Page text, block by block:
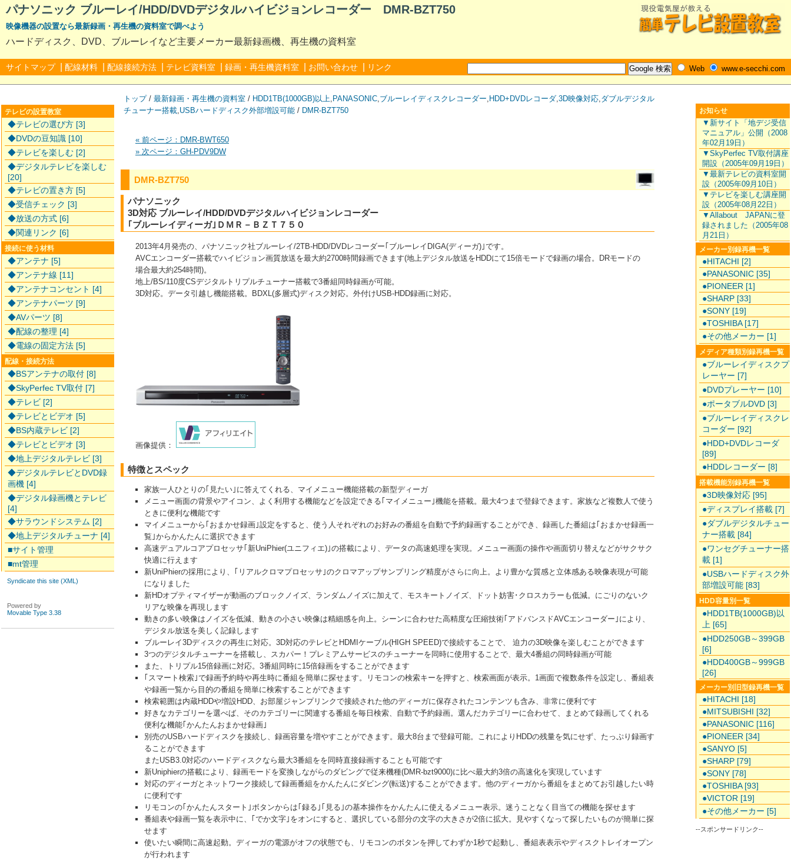
パナソニック ブルーレイ/HDD/DVDデジタルハイビジョンレコーダー DMR-BZT750
映像機器の設置なら最新録画・再生機の資料室で調べよう
ハードディスク、DVD、ブルーレイなど主要メーカー最新録画機、再生機の資料室
Web www.e-secchi.com
サイトマップ 配線材料 配線接続方法 テレビ資料室 録画・再生機資料室 お問い合わせ リンク
トップ/ 最新録画・再生機の資料室 / HDD1TB(1000GB)以上, PANASONIC,ブルーレイディスクレコーダー, HDD+DVDレコーダ,3D映像対応,ダブルデジタル
チューナー搭載,USBハードディスク外部増設可能 / DMR-BZT750
« 前ページ：DMR-BWT650
» 次ページ：GH-PDV9DW
DMR-BZT750
パナソニック
3D対応 ブルーレイ/HDD/DVDデジタルハイビジョンレコーダー
｢ブルーレイディーガ｣ＤＭＲ－ＢＺＴ７５０
2013年4月発売の、パナソニック社ブルーレイ/2TB-HDD/DVDレコーダー｢ブルーレイDIGA(ディーガ)｣です。
AVCエンコーダー搭載でハイビジョン画質放送を最大約2700時間録画できます(地上デジタル放送をHDDにて15倍モードで録画の場合。DRモードの
場合最大約254時間)。
地上/BS/110度CSデジタルトリプルチューナー搭載で3番組同時録画が可能。
3D対応。データ引越し機能搭載。BDXL(多層式)ディスク対応。外付けUSB-HDD録画に対応。
画像提供：
特徴とスペック
家族一人ひとりの｢見たい｣に答えてくれる、マイメニュー機能搭載の新型ディーガ
メニュー画面の背景やアイコン、よく利用する機能などを設定できる｢マイメニュー｣機能を搭載。最大4つまで登録できます。家族など複数人で使う
ときに便利な機能です
マイメニューから｢おまかせ録画｣設定をすると、使う人それぞれのお好みの番組を自動で予約録画することができ、録画した番組は｢おまかせ録画一
覧｣からかんたんに選択できます
高速デュアルコアプロセッサ｢新UniPhier(ユニフィエ)｣の搭載により、データの高速処理を実現。メニュー画面の操作や画面切り替えなどがサクサク
快適に行えます
新UniPhierの採用により、｢リアルクロマプロセッサ｣のクロマアップサンプリング精度がさらに向上。より豊かな質感と立体感ある映像表現が可能
になりました
新HDオプティマイザーが動画のブロックノイズ、ランダムノイズに加えて、モスキートノイズ、ドット妨害･クロスカラーも低減。にごりのないク
リアな映像を再現します
動きの多い映像はノイズを低減、動きの小さい映像は精細感を向上。シーンに合わせた高精度な圧縮技術｢アドバンスドAVCエンコーダー｣により、
デジタル放送を美しく記録します
ブルーレイ3Dディスクの再生に対応。3D対応のテレビとHDMIケーブル(HIGH SPEED)で接続することで、 迫力の3D映像を楽しむことができます
3つのデジタルチューナーを搭載し、スカパー！プレミアムサービスのチューナーを同時に使用することで、最大4番組の同時録画が可能
また、トリプル15倍録画に対応。3番組同時に15倍録画をすることができます
｢スマート検索｣で録画予約時や再生時に番組を簡単に探せます。リモコンの検索キーを押すと、検索画面が表示。1画面で複数条件を設定し、番組表
や録画一覧から目的の番組を簡単に検索することができます
検索範囲は内蔵HDDや増設HDD、お部屋ジャンプリンクで接続された他のディーガに保存されたコンテンツも含み、非常に便利です
好きなカテゴリーを選べば、そのカテゴリーに関連する番組を毎日検索、自動で予約録画。選んだカテゴリーに合わせて、まとめて録画してくれる
便利な機能｢かんたんおまかせ録画｣
別売のUSBハードディスクを接続し、録画容量を増やすことができます。最大8台まで登録可能。これによりHDDの残量を気にせず、たっぷり録画す
ることができます
またUSB3.0対応のハードディスクなら最大3番組をを同時直接録画することも可能です
新Uniphierの搭載により、録画モードを変換しながらのダビングで従来機種(DMR-bzt9000)に比べ最大約3倍の高速化を実現しています
対応のディーガとネットワーク接続して録画番組をかんたんにダビング(転送)することができます。他のディーガから番組をまとめてお引越したい時
に便利です
リモコンの｢かんたんスタート｣ボタンからは｢録る｣｢見る｣の基本操作をかんたんに使えるメニュー表示。迷うことなく目当ての機能を探せます
番組表や録画一覧を表示中に、｢でか文字｣をオンにすると、選択している部分の文字の大きさが2倍に拡大。見やすくなって探したいものが簡単に探
せます
使いたい瞬間に高速起動。ディーガの電源がオフの状態でも、リモコンのボタンを押してわずか1秒で起動し、番組表表示やディスクトレイオープン
が行われます
テレビの設置教室
◆テレビの選び方 [3]
◆DVDの豆知識 [10]
◆テレビを楽しむ [2]
◆デジタルテレビを楽しむ
[20]
◆テレビの置き方 [5]
◆受信チェック [3]
◆放送の方式 [6]
◆関連リンク [6]
接続に使う材料
◆アンテナ [5]
◆アンテナ線 [11]
◆アンテナコンセント [4]
◆アンテナパーツ [9]
◆AVパーツ [8]
◆配線の整理 [4]
◆電線の固定方法 [5]
配線・接続方法
◆BSアンテナの取付 [8]
◆SkyPerfec TV取付 [7]
◆テレビ [2]
◆テレビとビデオ [5]
◆BS内蔵テレビ [2]
◆テレビとビデオ [3]
◆地上デジタルテレビ [3]
◆デジタルテレビとDVD録
画機 [4]
◆デジタル録画機とテレビ
[4]
◆サラウンドシステム [2]
◆地上デジタルチューナ [4]
■サイト管理
■mt管理
Syndicate this site (XML)
Powered by
Movable Type 3.38
お知らせ
▼新サイト「地デジ受信
マニュアル」公開（2008
年02月19日）
▼SkyPerfec TV取付講座
開設（2005年09月19日）
▼最新テレビの資料室開
設（2005年09月10日）
▼テレビを楽しむ講座開
設（2005年08月22日）
▼Allabout JAPANに登
録されました（2005年08
月21日）
メーカー別録再機一覧
●HITACHI [2]
●PANASONIC [35]
●PIONEER [1]
●SHARP [33]
●SONY [19]
●TOSHIBA [17]
●その他メーカー [1]
メディア種類別録再機一覧
●ブルーレイディスクプ
レーヤー [7]
●DVDプレーヤー [10]
●ポータブルDVD [3]
●ブルーレイディスクレ
コーダー [92]
●HDD+DVDレコーダ
[89]
●HDDレコーダー [8]
搭載機能別録再機一覧
●3D映像対応 [95]
●ディスプレイ搭載 [7]
●ダブルデジタルチュー
ナー搭載 [84]
●ワンセグチューナー搭
載 [1]
●USBハードディスク外
部増設可能 [83]
HDD容量別一覧
●HDD1TB(1000GB)以
上 [65]
●HDD250GB～399GB
[6]
●HDD400GB～999GB
[26]
メーカー別旧型録再機一覧
●HITACHI [18]
●MITSUBISHI [32]
●PANASONIC [116]
●PIONEER [34]
●SANYO [5]
●SHARP [79]
●SONY [78]
●TOSHIBA [93]
●VICTOR [19]
●その他メーカー [5]
--スポンサードリンク--